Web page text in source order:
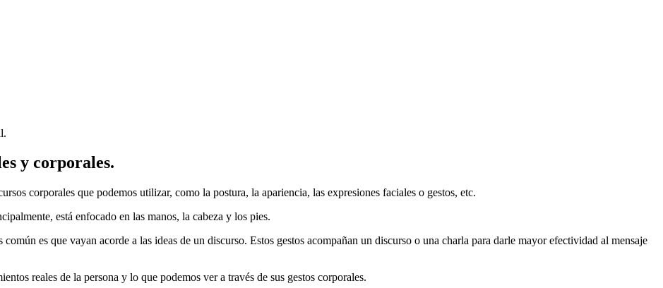
y corporales.
corporales que podemos utilizar, como la postura, la apariencia, las expresiones faciales o gestos, etc.
está enfocado en las manos, la cabeza y los pies.
es que vayan acorde a las ideas de un discurso. Estos gestos acompañan un discurso o una charla para darle mayor efectividad al mensaje
reales de la persona y lo que podemos ver a través de sus gestos corporales.